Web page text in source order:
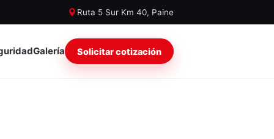
Ruta 5 Sur Km 40, Paine
Galería Solicitar cotización